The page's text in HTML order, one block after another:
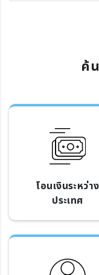
ค้
โอนเงินระหว่าง
ประเทศ